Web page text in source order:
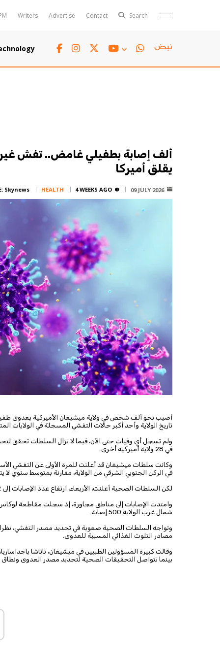
Writers Advertise Contact Search
Polls
TTV
ألف إصابة بطفيلي غامض.. تفش
يقلق أميركا
09 JULY 2026
4 WEEKS AGO
HEALTH
Skynews
أصيب نحو ألف شخص في ولاية ميشيغان الأميركية بعدوى
تاريخ الولاية وأحد أكبر حالات التفشي المسجلة في الولايات
ولم تسجل أي وفيات حتى الآن، فيما لا تزال السلطات تحقق
في 28 ولاية أميركية أخرى.
في الركن الجنوبي الشرقي من الولاية، مقارنة بمتوسط سنوي لا يتجاوز
لكن السلطات الصحية أعلنت، الأربعاء، ارتفاع عدد الإصابات إلى 992 حالة، بينها نحو 40 حالة استدعت دخول المستشفى.
شمال غرب الولاية 500 إصابة.
وتواجه السلطات الصحية صعوبة في تحديد مصدر التفشي،
مصادر التلوث الغذائي المسببة للعدوى.
وقالت كبيرة المسؤولين الطبيين في ميشيغان، ناتاشا
بينما تتواصل التحقيقات الصحية لتحديد مصدر العدوى ونطاق